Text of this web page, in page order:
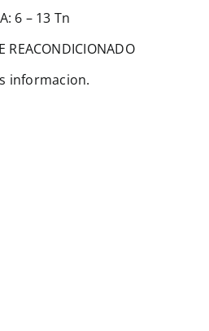
6 – 13 Tn
REACONDICIONADO
informacion.